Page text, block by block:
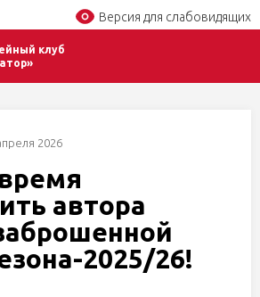
Версия для слабовидящих
клуб
2026
автора
2025/26!